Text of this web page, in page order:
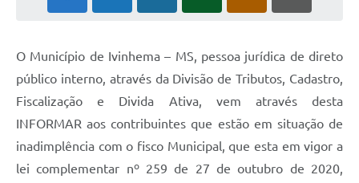
O Município de Ivinhema – MS, pessoa jurídica de direto
público interno, através da Divisão de Tributos, Cadastro,
Fiscalização e Divida Ativa, vem através desta
INFORMAR aos contribuintes que estão em situação de
inadimplência com o fisco Municipal, que esta em vigor a
lei complementar nº 259 de 27 de outubro de 2020,